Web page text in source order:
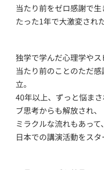
当たり前をゼロ感謝で
たった1年で大激変され
独学で学んだ心理学やス
当たり前のことのただ
立。
40年以上、ずっと悩ま
ブ思考からも解放され、
ミラクルな流れもあって、
日本での講演活動をス